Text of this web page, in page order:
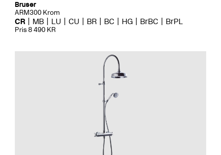
Bruser
ARM300 Krom
CR MB LU CU BR BC HG BrBC BrPL
Pris 8 490 KR